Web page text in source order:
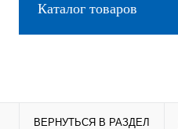
Каталог товаров
ВЕРНУТЬСЯ В РАЗДЕЛ